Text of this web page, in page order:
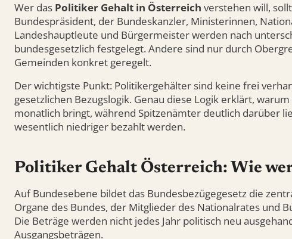
Wer das Politiker Gehalt in Österreich verstehen will,
Bundespräsident, der Bundeskanzler, Ministerinnen,
Landeshauptleute und Bürgermeister werden nach
bundesgesetzlich festgelegt. Andere sind nur durch
Gemeinden konkret geregelt.
Der wichtigste Punkt: Politikergehälter sind keine frei
gesetzlichen Bezugslogik. Genau diese Logik erklärt,
monatlich bringt, während Spitzenämter deutlich darüber
wesentlich niedriger bezahlt werden.
Politiker Gehalt Österreich: Wie
Auf Bundesebene bildet das Bundesbezügegesetz die
Organe des Bundes, der Mitglieder des Nationalrates und
Die Beträge werden nicht jedes Jahr politisch neu
Ausgangsbeträgen.